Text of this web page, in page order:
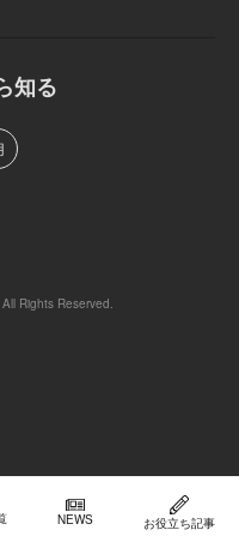
NEWS お役立ち記事
知る
Rights Reserved.